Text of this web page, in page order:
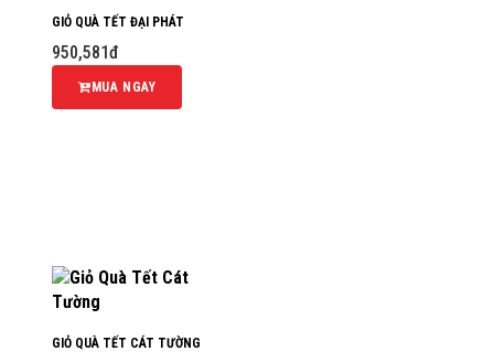
GIỎ QUÀ TẾT ĐẠI PHÁT
950,581đ
MUA NGAY
GIỎ QUÀ TẾT CÁT TƯỜNG